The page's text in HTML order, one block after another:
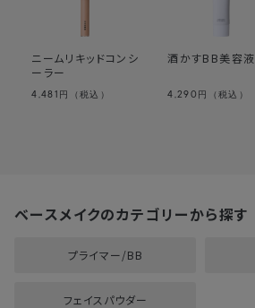
ニームリキッドコンシ
ーラー
4,481 円（税込）
酒かすBB美容液
4,290 円（税込）
ベースメイクのカテゴリーから探す
プライマー/BB
フェイスパウダー